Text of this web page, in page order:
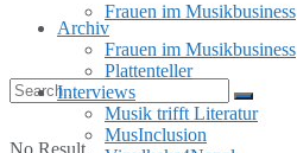
Frauen im Musikbusiness
No Result
Archiv
Frauen im Musikbusiness
Plattenteller
Interviews
Musik trifft Literatur
MusInclusion